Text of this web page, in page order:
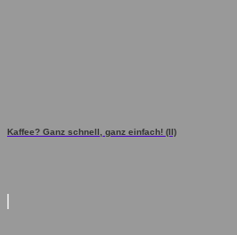
Kaffee? Ganz schnell, ganz einfach! (II)